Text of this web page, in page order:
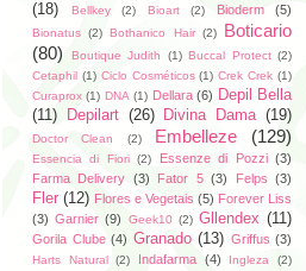
(18)
Bellkey (2) Bioart (2) Bioderm (5)
Bionatus (2) Bothanico Hair (2)
Boticario
(80)
Boutique Judith (1) Buccal Protect (2)
Cetaphil (1) Ciclo Cosméticos (1) Crek Crek (1)
Curaprox (1) DNA (1) Dellara (6) Depil Bella
(11)
Depilart (26) Divina Dama (19)
Doctor Clean (2) Embelleze (129)
Essencia di Fiori (2) Essenze di Pozzi (3)
Farma Delivery (3) Fator 5 (3) Felps (3)
Fler (12) Flores e Vegetais (5) Forever Liss
(3) Garnier (9) Geek10 (2) Gllendex (11)
Gorila Clube (4) Granado (13) Griffus (3)
Harts Natural (2) Indafarma (4) Ingleza
(2)